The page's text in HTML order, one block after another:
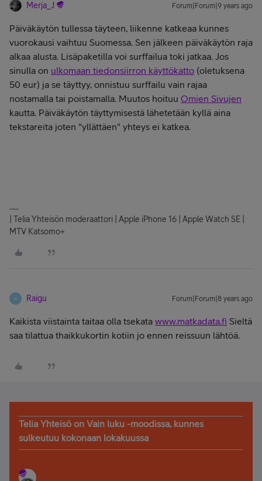
Merja_J Forum|Forum|9 years ago
Päiväkäytön tullessa täyteen, liikenne katkeaa kunnes
vuorokausi vaihtuu Suomessa. Sen jälkeen päiväkäytön raja
alkaa alusta. Lisäpaketilla voi surffailua toki jatkaa. Jos
sinulla on ulkomaan tiedonsiirron käyttökatto (oletuksena
50 eur) ja se täyttyy, onnistuu surffailu vain rajaa
nostamalla tai poistamalla. Muutos hoituu Omien Sivujen
kautta. Päiväkäytön täyttymisestä lähetetään kyllä aina
tekstareita joten "yllättäen" yhteys ei katkea.
| Telia Yhteisön moderaattori | Apple iPhone 16 | Apple Watch SE |
MTV Katsomo+
R Raigu Forum|Forum|8 years ago
Kaikista viistainta taitaa olla tsekata www.matkadata.fi Sieltä
saa tilattua thaikkukortin kotiin jo ennen reissuun lähtöä.
Telia Yhteisö on Vain luku -moodissa, kunnes
sulkeutuu kokonaan lokakuussa